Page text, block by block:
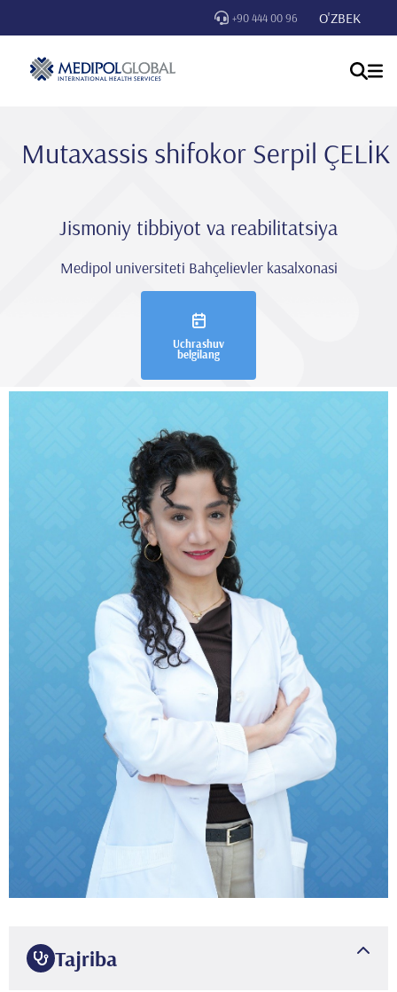
+90 444 00 96 O'ZBEK
Mutaxassis shifokor Serpi̇l ÇELİK
Jismoniy tibbiyot va reabilitatsiya
Medipol universiteti Bahçelievler kasalxonasi
Uchrashuv
belgilang
Tajriba